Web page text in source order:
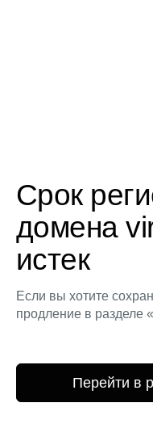
Срок
домена
истек
Если вы хотите
продление в разделе
Перейти в